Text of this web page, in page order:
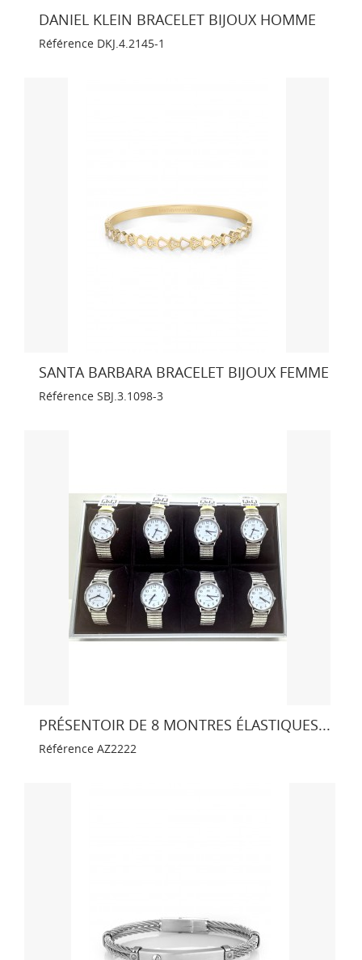
DANIEL KLEIN BRACELET BIJOUX HOMME
Référence DKJ.4.2145-1
SANTA BARBARA BRACELET BIJOUX FEMME
Référence SBJ.3.1098-3
PRÉSENTOIR DE 8 MONTRES ÉLASTIQUES...
Référence AZ2222